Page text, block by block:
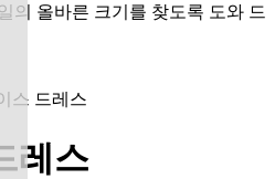
의 올바른 크기를 찾도록 도와 드
스 드레스
레스